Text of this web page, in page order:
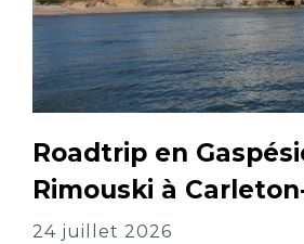
Roadtrip en
Rimouski à
24 juillet 2026